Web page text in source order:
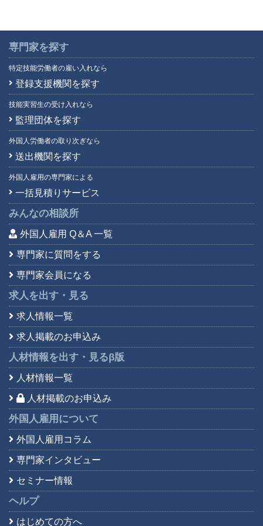
専門家を探す
特定技能労働者の雇い入れなら
登録支援機関を探す
技能実習生の受け入れなら
監理団体を探す
外国人労働者の取り次ぎなら
送出機関を探す
外国人雇用の専門家による
一括見積りサービス
みんなの相談所
外国人雇用 Q＆A 一覧
専門家に質問をする
専門家会員になる
求人を出す・見る
求人情報一覧
求人掲載のお申込み
人材情報を出す・見るβ版
人材情報一覧
人材掲載のお申込み
外国人雇用について
外国人雇用コラム
専門家インタビュー
セミナー情報
ヘルプ
はじめての方へ